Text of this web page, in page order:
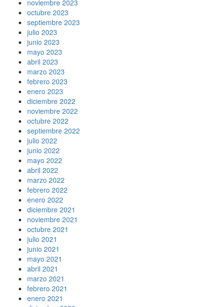
noviembre 2023
octubre 2023
septiembre 2023
julio 2023
junio 2023
mayo 2023
abril 2023
marzo 2023
febrero 2023
enero 2023
diciembre 2022
noviembre 2022
octubre 2022
septiembre 2022
julio 2022
junio 2022
mayo 2022
abril 2022
marzo 2022
febrero 2022
enero 2022
diciembre 2021
noviembre 2021
octubre 2021
julio 2021
junio 2021
mayo 2021
abril 2021
marzo 2021
febrero 2021
enero 2021